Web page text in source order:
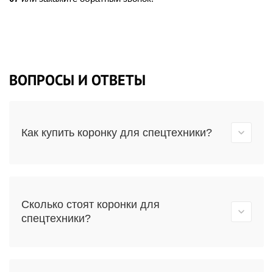
ВОПРОСЫ И ОТВЕТЫ
Как купить коронку для спецтехники?
Сколько стоят коронки для
спецтехники?